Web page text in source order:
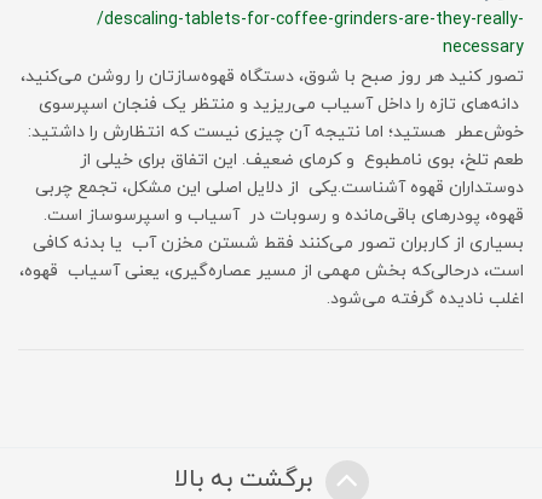
/descaling-tablets-for-coffee-grinders-are-they-really-
necessary
تصور کنید هر روز صبح با شوق، دستگاه قهوه‌سازتان را روشن می‌کنید،
دانه‌های تازه را داخل آسیاب می‌ریزید و منتظر یک فنجان اسپرسوی
خوش‌عطر هستید؛ اما نتیجه آن چیزی نیست که انتظارش را داشتید:
طعم تلخ، بوی نامطبوع و کرمای ضعیف. این اتفاق برای خیلی از
دوستداران قهوه آشناست.یکی از دلایل اصلی این مشکل، تجمع چربی
قهوه، پودرهای باقی‌مانده و رسوبات در آسیاب و اسپرسوساز است.
بسیاری از کاربران تصور می‌کنند فقط شستن مخزن آب یا بدنه کافی
است، درحالی‌که بخش مهمی از مسیر عصاره‌گیری، یعنی آسیاب قهوه،
اغلب نادیده گرفته می‌شود.
برگشت به بالا